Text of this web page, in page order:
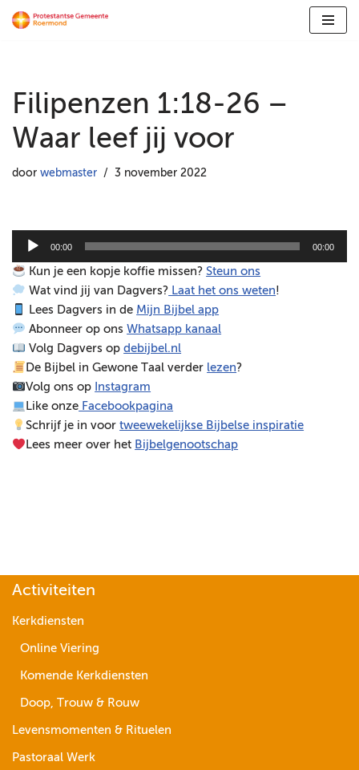
inhoud
Filipenzen 1:18-26 –
Waar leef jij voor
door webmaster 3 november 2022
d
i
o
s
p
e
l
e
00:00 00:00
Kun je een kopje koffie missen?Steun ons
Wat vind jij van Dagvers? Laat het ons weten!
Lees Dagvers in de Mijn Bijbel app
Abonneer op onsWhatsapp kanaal
Volg Dagvers opdebijbel.nl
De Bijbel in Gewone Taal verder lezen?
Volg ons op Instagram
Like onze Facebookpagina
Schrijf je in voortweewekelijkse Bijbelse inspiratie
Lees meer over het Bijbelgenootschap
Activiteiten
Kerkdiensten
Online Viering
Komende Kerkdiensten
Doop, Trouw & Rouw
Levensmomenten & Rituelen
Pastoraal Werk